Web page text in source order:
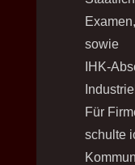
sowie
IHK-
Für
schulte